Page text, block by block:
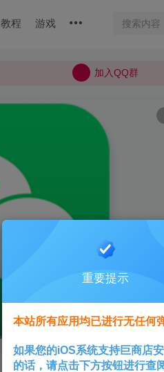
教程 游戏
所有上传的应用 均已通过 严格
加入QQ群
重要提示
本站所有应用均已进行无任何
如果您的iOS系统支持巨商店
的话，请点击下方按钮进行查